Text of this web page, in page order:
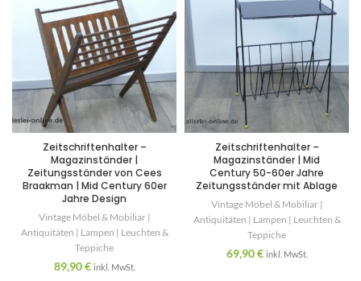
Zeitschriftenhalter –
Magazinständer |
Zeitungsständer von Cees
Braakman | Mid Century 60er
Jahre Design
Vintage Möbel & Mobiliar |
Antiquitäten | Lampen | Leuchten &
Teppiche
89,90€ inkl. MwSt.
Zeitschriftenhalter –
Magazinständer | Mid
Century 50-60er Jahre
Zeitungsständer mit Ablage
Vintage Möbel & Mobiliar |
Antiquitäten | Lampen | Leuchten &
Teppiche
69,90€ inkl. MwSt.